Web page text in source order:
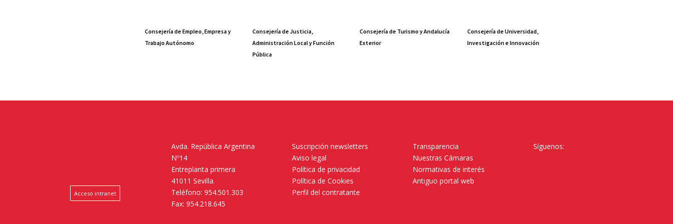
Consejería de Empleo, Empresa y
Trabajo Autónomo
Consejería de Justicia,
Administración Local y Función
Pública
Consejería de Turismo y Andalucía
Exterior
Consejería de Universidad,
Investigación e Innovación
Acceso intranet
Avda. República Argentina
Nº14
Entreplanta primera
41011 Sevilla.
Teléfono: 954.501.303
Fax: 954.218.645
Suscripción newsletters
Aviso legal
Política de privacidad
Política de Cookies
Perfil del contratante
Transparencia
Nuestras Cámaras
Normativas de interés
Antiguo portal web
Síguenos: